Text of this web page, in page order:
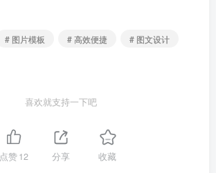
# 图片模板 # 高效便捷
# 图文设计
喜欢就支持一下吧
点赞12 分享 收藏